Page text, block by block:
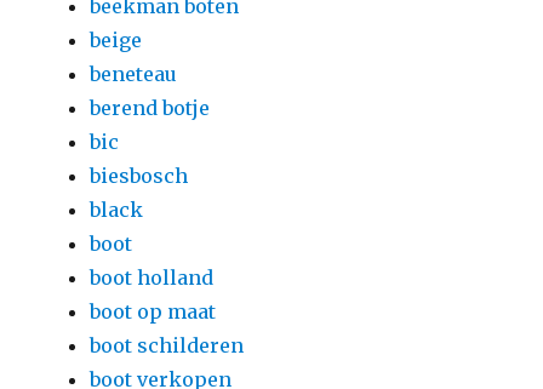
beekman boten
beige
beneteau
berend botje
bic
biesbosch
black
boot
boot holland
boot op maat
boot schilderen
boot verkopen